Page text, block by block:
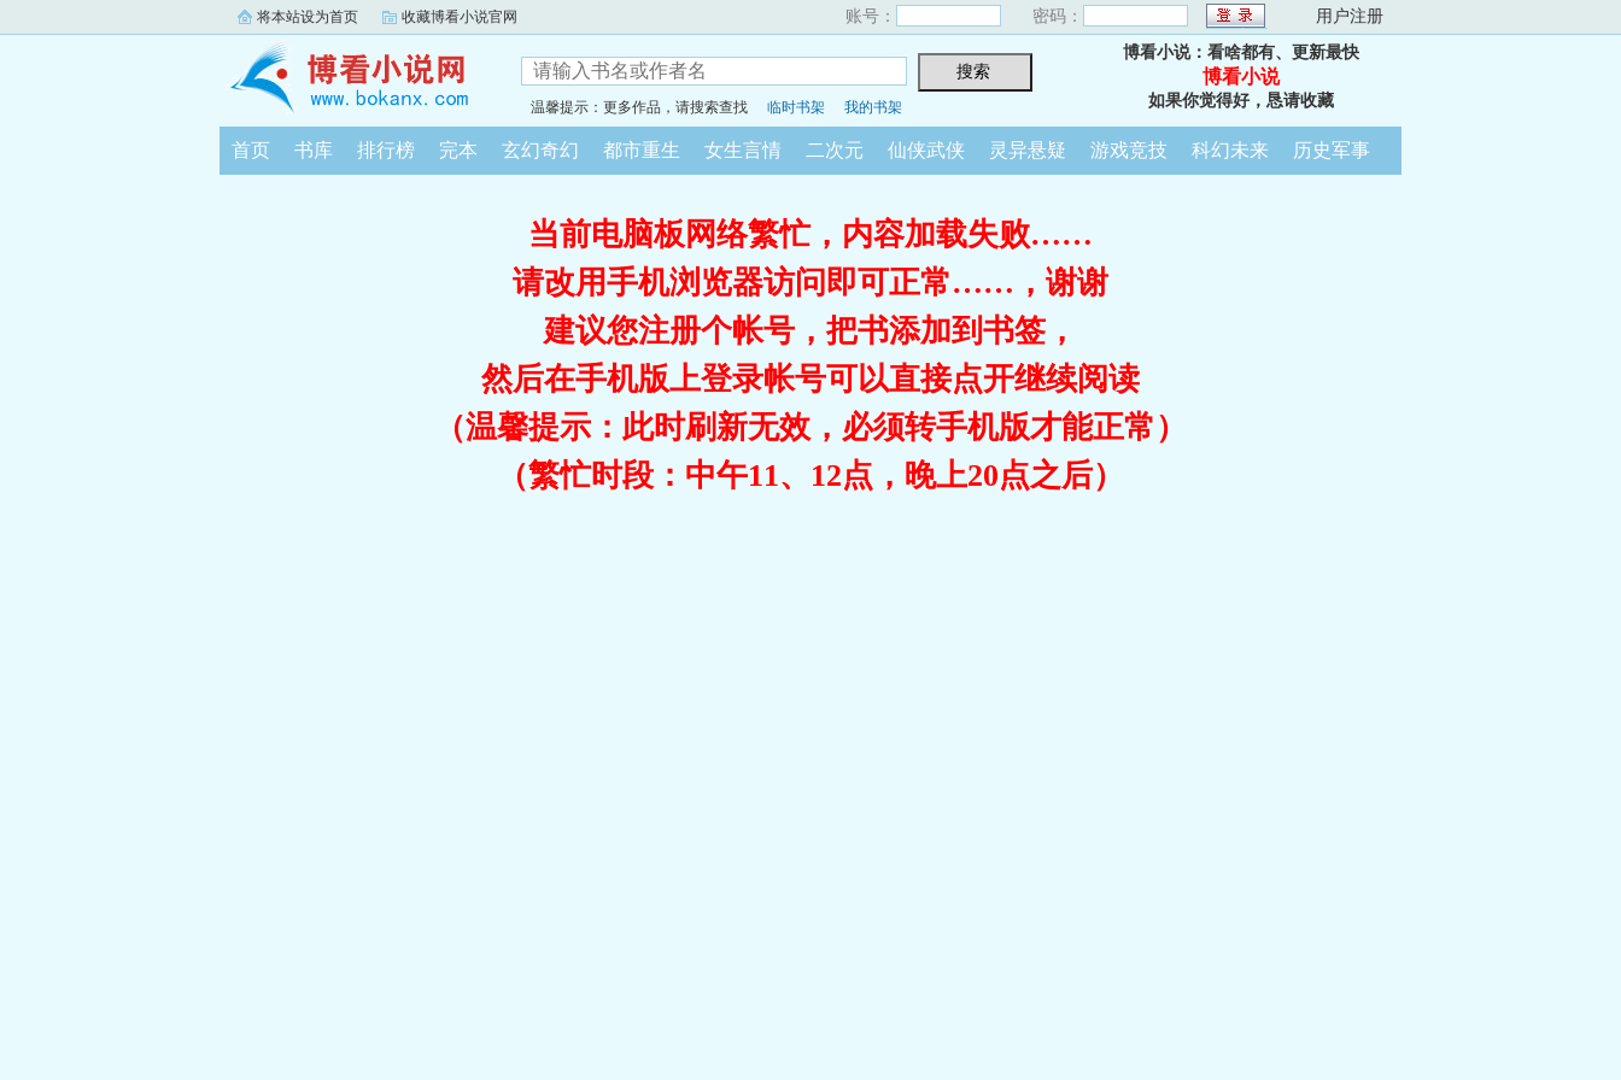
将本站设为首页 收藏博看小说官网 账号： 密码： 用户注册
温馨提示：更多作品，请搜索查找 临时书架 我的书架
博看小说：看啥都有、更新最快
博看小说
如果你觉得好，恳请收藏
首页 书库 排行榜 完本 玄幻奇幻 都市重生 女生言情 二次元 仙侠武侠 灵异悬疑 游戏竞技 科幻未来 历史军事
当前电脑板网络繁忙，内容加载失败……
请改用手机浏览器访问即可正常……，谢谢
建议您注册个帐号，把书添加到书签，
然后在手机版上登录帐号可以直接点开继续阅读
（温馨提示：此时刷新无效，必须转手机版才能正常）
（繁忙时段：中午11、12点，晚上20点之后）